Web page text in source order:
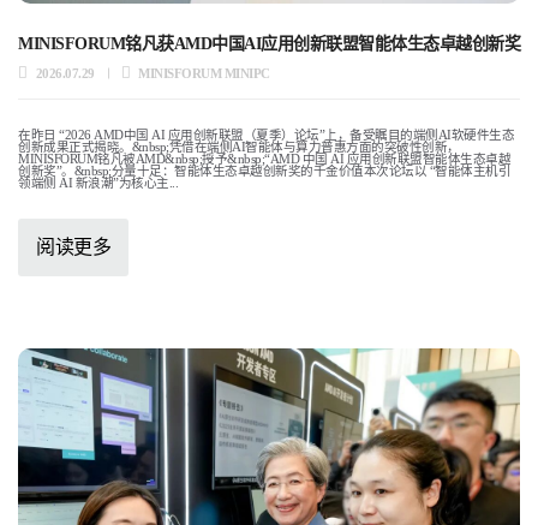
MINISFORUM铭凡获AMD中国AI应用创新联盟智能体生态卓越创新奖
2026.07.29 MINISFORUM MINIPC
在昨日 “2026 AMD中国 AI 应用创新联盟（夏季）论坛”上，备受瞩目的端侧AI软硬件生态
创新成果正式揭晓。&nbsp;凭借在端侧AI智能体与算力普惠方面的突破性创新，
MINISFORUM铭凡被AMD&nbsp;授予&nbsp;“AMD 中国 AI 应用创新联盟智能体生态卓越
创新奖”。&nbsp;分量十足：智能体生态卓越创新奖的千金价值本次论坛以 “智能体主机引
领端侧 AI 新浪潮”为核心主...
阅读更多